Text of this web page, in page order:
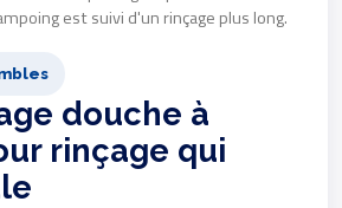
est suivi d'un rinçage plus long.
douche à
rinçage qui